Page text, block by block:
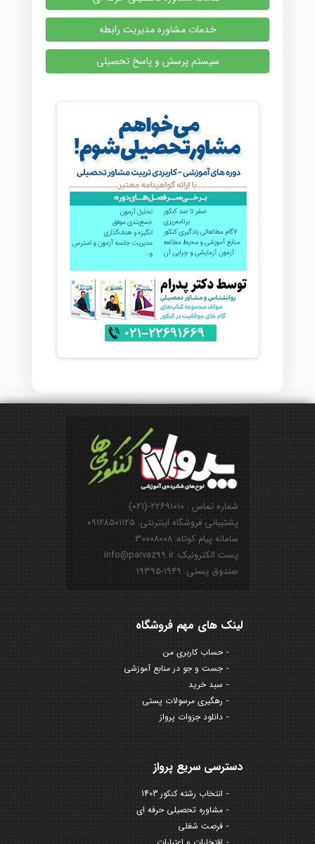
خدمات مشاوره مدیریت رابطه
سیستم پرسش و پاسخ تحصیلی
شماره تماس : ۲۲۶۹۱۰۱۰-(۰۲۱)
پشتیبانی فروشگاه اینترنتی: ۰۹۱۲۸۵۰۱۱۲۵
سامانه پیام کوتاه: ۳۰۰۰۸۰۰۸
پست الکترونیک: info@parvaz99.ir
صندوق پستی: ۱۹۴۹-۱۹۳۹۵
لینک های مهم فروشگاه
حساب کاربری من
جست و جو در منابع آموزشی
سبد خرید
رهگیری مرسولات پستی
دانلود جزوات پرواز
دسترسی سریع پرواز
انتخاب رشته کنکور 1403
مشاوره تحصیلی حرفه ای
فرصت شغلی